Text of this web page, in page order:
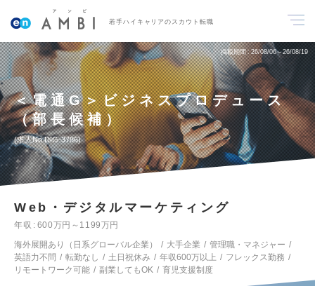
若手ハイキャリアのスカウト転職
掲載期間 26/08/06～26/08/19
＜電通G＞ビジネスプロデュース
（部長候補）
求人No.DIG-3786
Web・デジタルマーケティング
年収
600万円～1199万円
海外展開あり（日系グローバル企業）
大手企業
管理職・マネジャー
英語力不問
転勤なし 土日祝休み 年収600万以上
フレックス勤務
リモートワーク可能
副業してもOK 育児支援制度